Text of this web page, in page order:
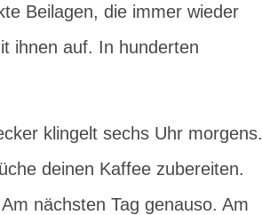
Beilagen, die immer wieder
ihnen auf. In hunderten
klingelt sechs Uhr morgens.
deinen Kaffee zubereiten.
nächsten Tag genauso. Am